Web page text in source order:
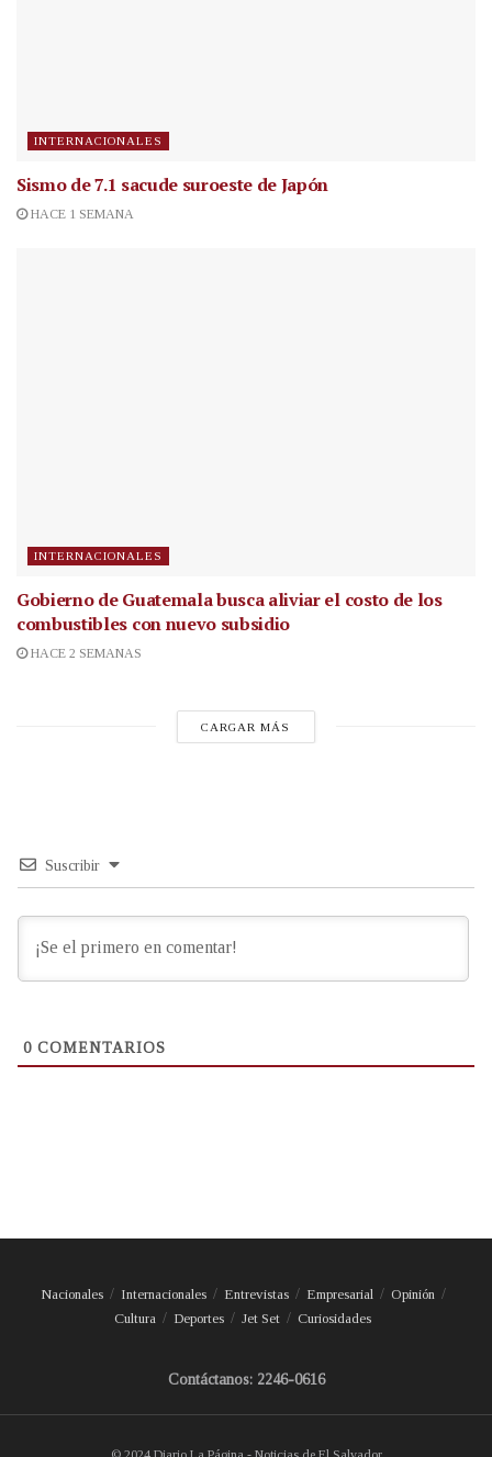
INTERNACIONALES
Sismo de 7.1 sacude suroeste de Japón
HACE 1 SEMANA
INTERNACIONALES
Gobierno de Guatemala busca aliviar el costo de los
combustibles con nuevo subsidio
HACE 2 SEMANAS
CARGAR MÁS
Suscribir
0 COMENTARIOS
Nacionales Internacionales Entrevistas Empresarial
Opinión
Cultura
Deportes Jet Set Curiosidades
Contáctanos: 2246-0616